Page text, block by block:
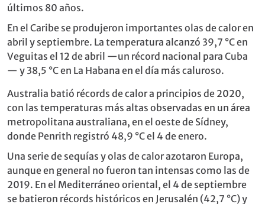
últimos 80 años.
En el Caribe se produjeron importantes olas de calor en
abril y septiembre. La temperatura alcanzó 39,7 °C en
Veguitas el 12 de abril —un récord nacional para Cuba
— y 38,5 °C en La Habana en el día más caluroso.
Australia batió récords de calor a principios de 2020,
con las temperaturas más altas observadas en un área
metropolitana australiana, en el oeste de Sídney,
donde Penrith registró 48,9 °C el 4 de enero.
Una serie de sequías y olas de calor azotaron Europa,
aunque en general no fueron tan intensas como las de
2019. En el Mediterráneo oriental, el 4 de septiembre
se batieron récords históricos en Jerusalén (42,7 °C) y